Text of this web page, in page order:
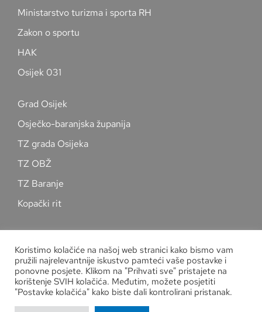
Ministarstvo turizma i sporta RH
Zakon o sportu
HAK
Osijek 031
Grad Osijek
Osječko-baranjska županija
TZ grada Osijeka
TZ OBŽ
TZ Baranje
Kopački rit
Zaštita osobnih podataka
Koristimo kolačiće na našoj web stranici kako bismo vam
pružili najrelevantnije iskustvo pamteći vaše postavke i
ponovne posjete. Klikom na "Prihvati sve" pristajete na
korištenje SVIH kolačića. Međutim, možete posjetiti
"Postavke kolačića" kako biste dali kontrolirani pristanak.